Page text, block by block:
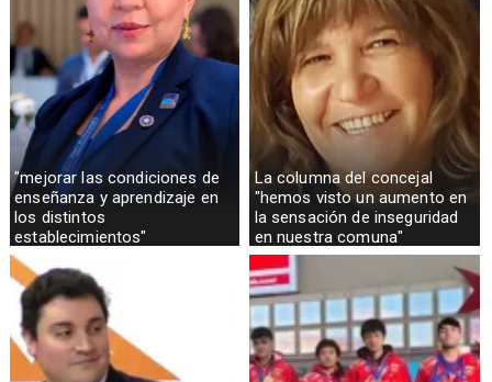
"mejorar las condiciones de
enseñanza y aprendizaje en
los distintos
establecimientos"
La columna del concejal
"hemos visto un aumento en
la sensación de inseguridad
en nuestra comuna"